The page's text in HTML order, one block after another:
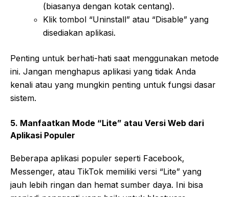
(biasanya dengan kotak centang).
Klik tombol “Uninstall” atau “Disable” yang
disediakan aplikasi.
Penting untuk berhati-hati saat menggunakan metode
ini. Jangan menghapus aplikasi yang tidak Anda
kenali atau yang mungkin penting untuk fungsi dasar
sistem.
5. Manfaatkan Mode “Lite” atau Versi Web dari
Aplikasi Populer
Beberapa aplikasi populer seperti Facebook,
Messenger, atau TikTok memiliki versi “Lite” yang
jauh lebih ringan dan hemat sumber daya. Ini bisa